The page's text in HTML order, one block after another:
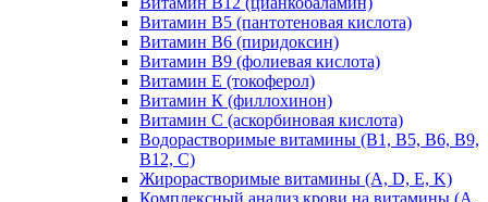
Витамин В5 (пантотеновая кислота)
Витамин В6 (пиридоксин)
Витамин В9 (фолиевая кислота)
Витамин Е (токоферол)
Витамин К (филлохинон)
Витамин С (аскорбиновая кислота)
Водорастворимые витамины (B1, B5, B6, В9,
В12, С)
Жирорастворимые витамины (A, D, E, K)
Комплексный анализ крови на витамины (A,